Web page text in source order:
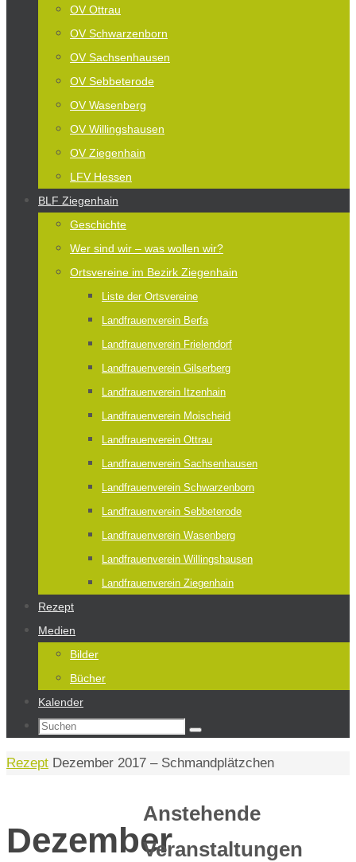
OV Ottrau
OV Schwarzenborn
OV Sachsenhausen
OV Sebbeterode
OV Wasenberg
OV Willingshausen
OV Ziegenhain
LFV Hessen
BLF Ziegenhain
Geschichte
Wer sind wir – was wollen wir?
Ortsvereine im Bezirk Ziegenhain
Liste der Ortsvereine
Landfrauenverein Berfa
Landfrauenverein Frielendorf
Landfrauenverein Gilserberg
Landfrauenverein Itzenhain
Landfrauenverein Moischeid
Landfrauenverein Ottrau
Landfrauenverein Sachsenhausen
Landfrauenverein Schwarzenborn
Landfrauenverein Sebbeterode
Landfrauenverein Wasenberg
Landfrauenverein Willingshausen
Landfrauenverein Ziegenhain
Rezept
Medien
Bilder
Bücher
Kalender
Suchen
Suchen
Start
Rezept Dezember 2017 – Schmandplätzchen
Dezember
Anstehende
Veranstaltungen